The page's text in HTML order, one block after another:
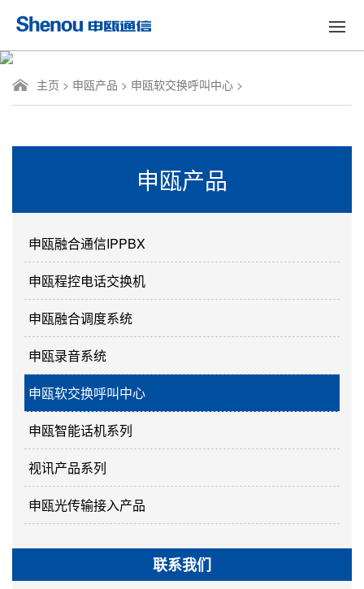
主页 > 申瓯产品 > 申瓯软交换呼叫中心 >
申瓯产品
申瓯融合通信IPPBX
申瓯程控电话交换机
申瓯融合调度系统
申瓯录音系统
申瓯软交换呼叫中心
申瓯智能话机系列
视讯产品系列
申瓯光传输接入产品
联系我们